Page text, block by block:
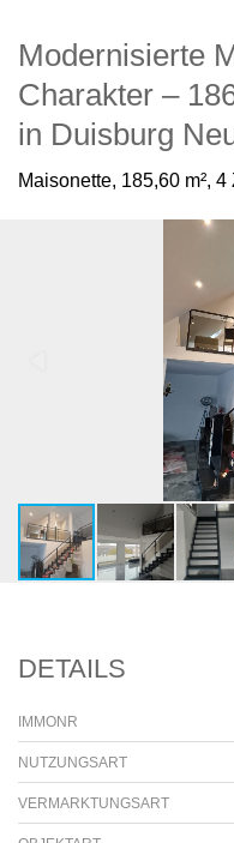
Modernisierte
Charakter –
in Duisburg
Maisonette, 185,60 m², 4
DETAILS
IMMONR
NUTZUNGSART
VERMARKTUNGSART